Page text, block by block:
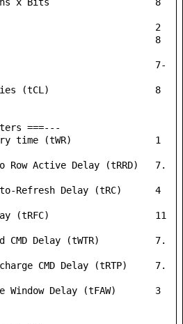
x Bits                   8
2
8
7-
(tCL)                   8
===---
time (tWR)               1
Row Active Delay (tRRD)   7.
Refresh Delay (tRC)      4
Delay (tRFC)                   11
CMD Delay (tWTR)          7.
CMD Delay (tRTP)     7.
Window Delay (tFAW)       3